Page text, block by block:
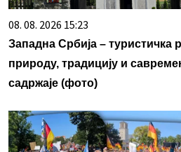
08. 08. 2026 15:23
Западна Србија – туристичка
природу, традицију и
садржаје (фото)